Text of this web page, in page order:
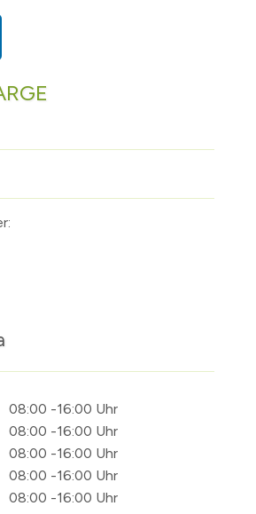
08:00 -16:00 Uhr
08:00 -16:00 Uhr
08:00 -16:00 Uhr
08:00 -16:00 Uhr
08:00 -16:00 Uhr